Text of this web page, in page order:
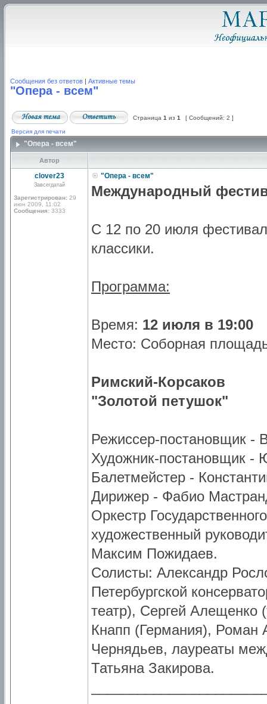
Сообщения без ответов | Активные темы
"Опера - всем"
Страница 1 из 1 [ Сообщений: 2 ]
Версия для печати
"Опера - всем"
Автор
clover23
Завсегдатай
Зарегистрирован: 29
июн 2009, 11:02
Сообщения: 3333
"Опера - всем"
Международный
С 12 по 20 июля
классики.
Программа:
Время: 12 июля в 19:00
Место: Соборная
Римский-Корсаков
"Золотой петушок"
Режиссер-постановщик -
Художник-постановщик -
Балетмейстер -
Дирижер - Фабио
Оркестр
художественный
Максим Пожидаев.
Солисты: Александр
Петербургской
театр), Сергей Алещенко
Кнапп (Германия), Роман
Чернядьев, лауреаты
Татьяна Закирова.